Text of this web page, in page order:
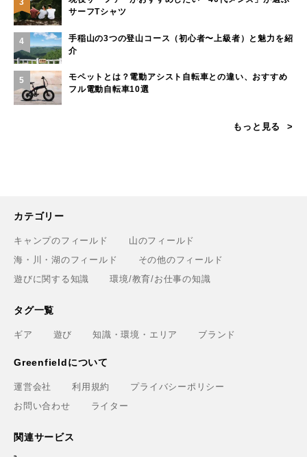
3
サーフTシャツ
4
手稲山の3つの登山コース（初心者〜上級者）と魅力を紹
介
5
モペットとは？電動アシスト自転車との違い、おすすめ
フル電動自転車10選
もっと見る
カテゴリー
キャンプのフィールド
山のフィールド
海・川・湖のフィールド
その他のフィールド
遊びに関する知識
環境/教育/お仕事の知識
タグ一覧
ギア 遊び 知識・環境・エリア ブランド
Greenfieldについて
運営会社 利用規約
プライバシーポリシー
お問い合わせ
ライター
関連サービス